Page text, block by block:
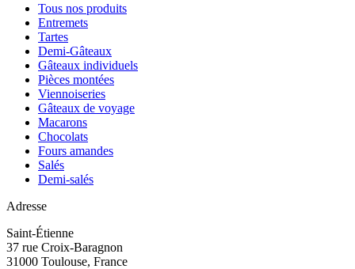
Tous nos produits
Entremets
Tartes
Demi-Gâteaux
Gâteaux individuels
Pièces montées
Viennoiseries
Gâteaux de voyage
Macarons
Chocolats
Fours amandes
Salés
Demi-salés
Adresse
Saint-Étienne
37 rue Croix-Baragnon
31000 Toulouse, France